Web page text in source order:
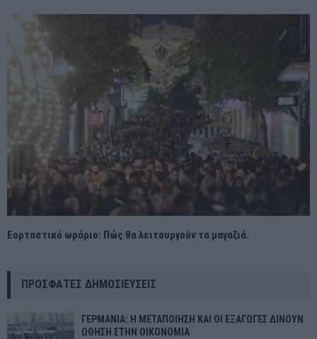
Εορταστικό ωράριο: Πώς θα λειτουργούν τα μαγαζιά.
ΠΡΌΣΦΑΤΕΣ ΔΗΜΟΣΙΕΎΣΕΙΣ
ΓΕΡΜΑΝΙΑ: Η ΜΕΤΑΠΟΙΗΣΗ ΚΑΙ ΟΙ ΕΞΑΓΩΓΕΣ ΔΙΝΟΥΝ
ΩΘΗΣΗ ΣΤΗΝ ΟΙΚΟΝΟΜΙΑ